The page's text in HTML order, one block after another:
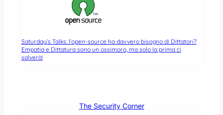
Saturday’s Talks: l’open-source ha davvero bisogno di Dittatori?
Empatia e Dittatura sono un ossimoro, ma solo la prima ci
salverà!
The Security Corner